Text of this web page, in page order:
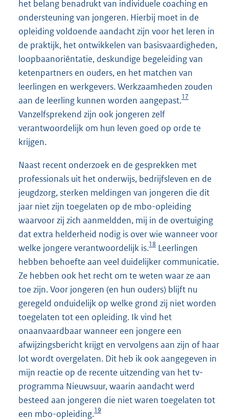
het belang benadrukt van individuele coaching en
ondersteuning van jongeren. Hierbij moet in de
opleiding voldoende aandacht zijn voor het leren in
de praktijk, het ontwikkelen van basisvaardigheden,
loopbaanoriëntatie, deskundige begeleiding van
ketenpartners en ouders, en het matchen van
leerlingen en werkgevers. Werkzaamheden zouden
aan de leerling kunnen worden aangepast.17
Vanzelfsprekend zijn ook jongeren zelf
verantwoordelijk om hun leven goed op orde te
krijgen.
Naast recent onderzoek en de gesprekken met
professionals uit het onderwijs, bedrijfsleven en de
jeugdzorg, sterken meldingen van jongeren die dit
jaar niet zijn toegelaten op de mbo-opleiding
waarvoor zij zich aanmeldden, mij in de overtuiging
dat extra helderheid nodig is over wie wanneer voor
welke jongere verantwoordelijk is.18 Leerlingen
hebben behoefte aan veel duidelijker communicatie.
Ze hebben ook het recht om te weten waar ze aan
toe zijn. Voor jongeren (en hun ouders) blijft nu
geregeld onduidelijk op welke grond zij niet worden
toegelaten tot een opleiding. Ik vind het
onaanvaardbaar wanneer een jongere een
afwijzingsbericht krijgt en vervolgens aan zijn of haar
lot wordt overgelaten. Dit heb ik ook aangegeven in
mijn reactie op de recente uitzending van het tv-
programma Nieuwsuur, waarin aandacht werd
besteed aan jongeren die niet waren toegelaten tot
een mbo-opleiding.19